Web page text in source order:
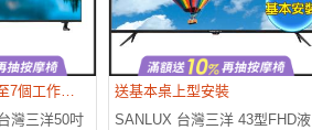
※本商品正常為3至7個工作天會以電話或簡訊聯絡後續配送時間 ※配送時間以物流聯絡約定的時間為準
灣三洋50吋
送基本桌上型安裝
SANLUX 台灣三洋 43型FHD液